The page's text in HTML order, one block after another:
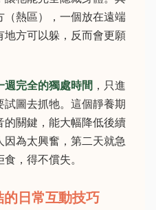
（熱區），一個放在遠端
地方可以躲，反而會更願
週完全的獨處時間 ，只進
圖去抓牠。這個靜養期
的關鍵，能大幅降低後續
為太興奮，第二天就急
，得不償失。
日常互動技巧